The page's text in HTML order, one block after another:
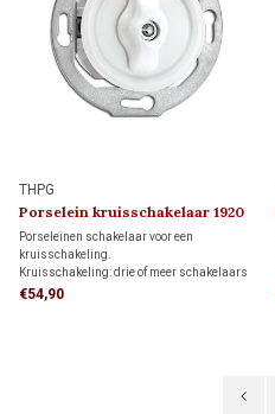
THPG
Porselein kruisschakelaar 1920
Porseleinen schakelaar voor een
kruisschakeling.
Kruisschakeling: drie of meer schakelaars
bedienen samen dezelfde verlichting. De
€54,90